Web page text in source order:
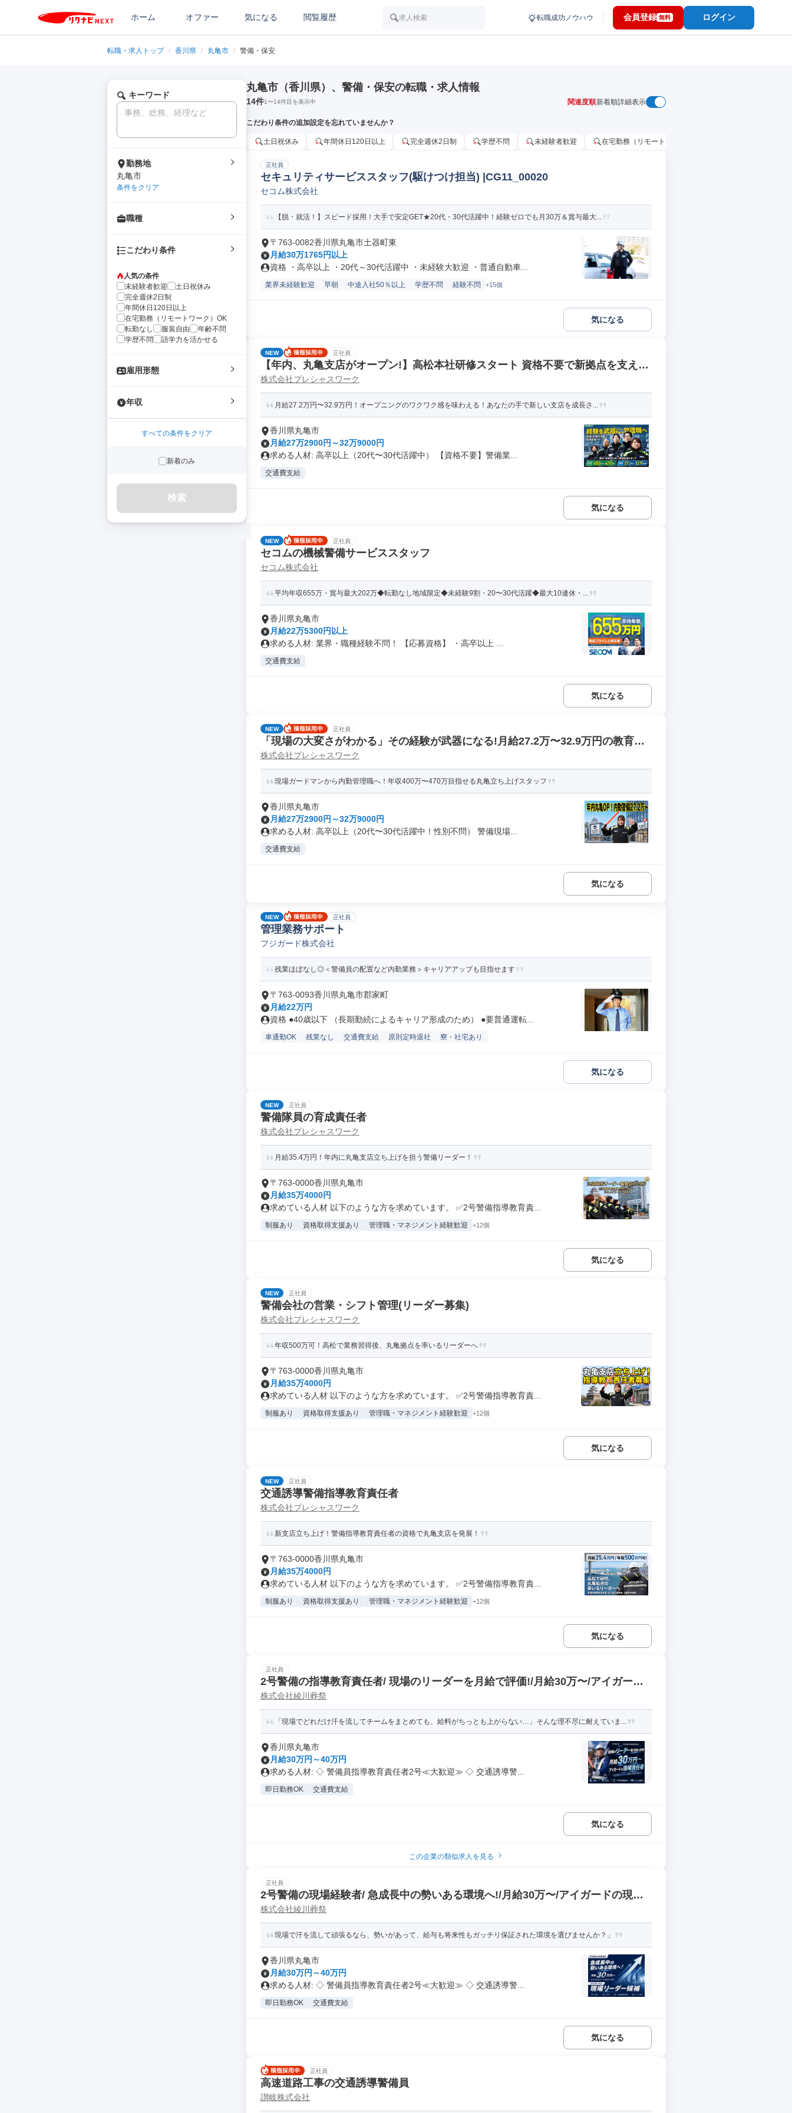
ホーム オファー 気になる 閲覧履歴 求人検索 転職成功ノウハウ 会員登録 無料 ログイン
転職・求人トップ / 香川県 / 丸亀市 / 警備・保安
キーワード
勤務地
丸亀市
条件をクリア
職種
こだわり条件
人気の条件
未経験者歓迎
土日祝休み
完全週休2日制
年間休日120日以上
在宅勤務（リモートワーク）OK
転勤なし
服装自由
年齢不問
学歴不問
語学力を活かせる
雇用形態
年収
すべての条件をクリア
新着のみ
検索
丸亀市（香川県）、警備・保安の転職・求人情報
14件1〜14件目を表示中 関連度順新着順詳細表示
こだわり条件の追加設定を忘れていませんか？
土日祝休み 年間休日120日以上 完全週休2日制 学歴不問 未経験者歓迎 在宅勤務（リモートワーク）OK
正社員
セキュリティサービススタッフ(駆けつけ担当) |CG11_00020
セコム株式会社
【脱・就活！】スピード採用！大手で安定GET★20代・30代活躍中！経験ゼロでも月30万＆賞与最大...
〒763-0082香川県丸亀市土器町東
月給30万1765円以上
資格 ・高卒以上 ・20代～30代活躍中 ・未経験大歓迎 ・普通自動車...
業界未経験歓迎 早朝 中途入社50％以上 学歴不問 経験不問 +15個
気になる
NEW 正社員
【年内、丸亀支店がオープン!】高松本社研修スタート 資格不要で新拠点を支える
警備会社の内勤メンバー
株式会社プレシャスワーク
月給27.2万円〜32.9万円！オープニングのワクワク感を味わえる！あなたの手で新しい支店を成長さ...
香川県丸亀市
月給27万2900円～32万9000円
求める人材: 高卒以上（20代〜30代活躍中） 【資格不要】警備業...
交通費支給
気になる
NEW 正社員
セコムの機械警備サービススタッフ
セコム株式会社
平均年収655万・賞与最大202万◆転勤なし地域限定◆未経験9割・20〜30代活躍◆最大10連休・...
香川県丸亀市
月給22万5300円以上
求める人材: 業界・職種経験不問！ 【応募資格】 ・高卒以上 ...
交通費支給
気になる
NEW 正社員
「現場の大変さがわかる」その経験が武器になる!月給27.2万〜32.9万円の教育・
巡察担当者
株式会社プレシャスワーク
現場ガードマンから内勤管理職へ！年収400万〜470万目指せる丸亀立ち上げスタッフ
香川県丸亀市
月給27万2900円～32万9000円
求める人材: 高卒以上（20代〜30代活躍中！性別不問） 警備現場...
交通費支給
気になる
NEW 正社員
管理業務サポート
フジガード株式会社
残業ほぼなし◎＜警備員の配置など内勤業務＞キャリアアップも目指せます
〒763-0093香川県丸亀市郡家町
月給22万円
資格 ●40歳以下 （長期勤続によるキャリア形成のため） ●要普通運転...
車通勤OK 残業なし 交通費支給 原則定時退社 寮・社宅あり
気になる
NEW 正社員
警備隊員の育成責任者
株式会社プレシャスワーク
月給35.4万円！年内に丸亀支店立ち上げを担う警備リーダー！
〒763-0000香川県丸亀市
月給35万4000円
求めている人材 以下のような方を求めています。 ✅2号警備指導教育責...
制服あり 資格取得支援あり 管理職・マネジメント経験歓迎 +12個
気になる
NEW 正社員
警備会社の営業・シフト管理(リーダー募集)
株式会社プレシャスワーク
年収500万可！高松で業務習得後、丸亀拠点を率いるリーダーへ
〒763-0000香川県丸亀市
月給35万4000円
求めている人材 以下のような方を求めています。 ✅2号警備指導教育責...
制服あり 資格取得支援あり 管理職・マネジメント経験歓迎 +12個
気になる
NEW 正社員
交通誘導警備指導教育責任者
株式会社プレシャスワーク
新支店立ち上げ！警備指導教育責任者の資格で丸亀支店を発展！
〒763-0000香川県丸亀市
月給35万4000円
求めている人材 以下のような方を求めています。 ✅2号警備指導教育責...
制服あり 資格取得支援あり 管理職・マネジメント経験歓迎 +12個
気になる
正社員
2号警備の指導教育責任者/ 現場のリーダーを月給で評価!/月給30万〜/アイガード
の現場責任者
株式会社綾川葬祭
「現場でどれだけ汗を流してチームをまとめても、給料がちっとも上がらない…」そんな理不尽に耐えていま...
香川県丸亀市
月給30万円～40万円
求める人材: ◇ 警備員指導教育責任者2号≪大歓迎≫ ◇ 交通誘導警...
即日勤務OK 交通費支給
気になる
この企業の類似求人を見る
正社員
2号警備の現場経験者/ 急成長中の勢いある環境へ!/月給30万〜/アイガードの現場
リーダー候補
株式会社綾川葬祭
現場で汗を流して頑張るなら、勢いがあって、給与も将来性もガッチリ保証された環境を選びませんか？」
香川県丸亀市
月給30万円～40万円
求める人材: ◇ 警備員指導教育責任者2号≪大歓迎≫ ◇ 交通誘導警...
即日勤務OK 交通費支給
気になる
正社員
高速道路工事の交通誘導警備員
讃岐株式会社